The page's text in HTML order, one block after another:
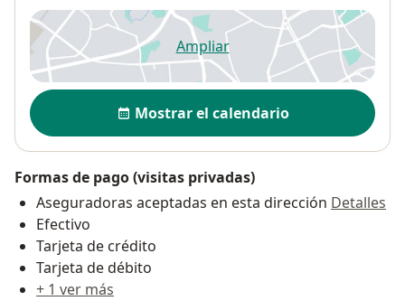
Ampliarse abre en una nueva
Disponibilidad
Mostrar el calendario
Formas de pago (visitas privadas)
Aseguradoras aceptadas en esta dirección Detalles
Efectivo
Tarjeta de crédito
Tarjeta de débito
+ 1 ver más